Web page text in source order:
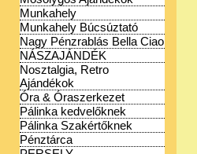
Munkahely
Munkahely Búcsúztató
Nagy Pénzrablás Bella Ciao
NÁSZAJÁNDÉK
Nosztalgia, Retro
Ajándékok
Óra & Óraszerkezet
Pálinka kedvelőknek
Pálinka Szakértőknek
Pénztárca